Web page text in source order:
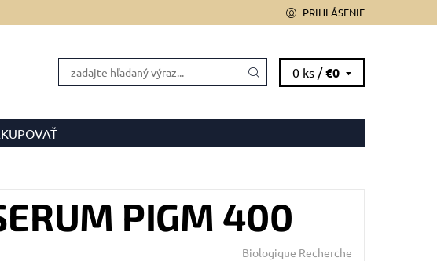
PRIHLÁSENIE
0 ks /€0
PIGM 400
Biologique Recherche